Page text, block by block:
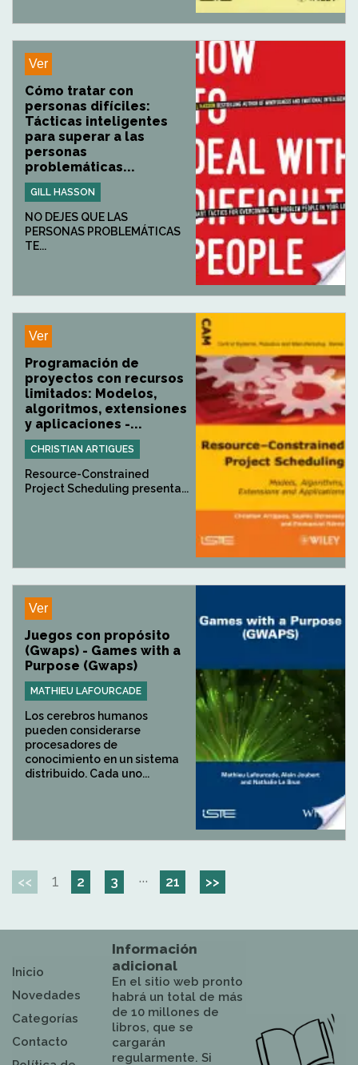
Ver
Cómo tratar con
personas difíciles:
Tácticas inteligentes
para superar a las
personas
problemáticas...
GILL HASSON
NO DEJES QUE LAS
PERSONAS PROBLEMÁTICAS
TE...
Ver
Programación de
proyectos con recursos
limitados: Modelos,
algoritmos, extensiones
y aplicaciones -...
CHRISTIAN ARTIGUES
Resource-Constrained
Project Scheduling presenta...
Ver
Juegos con propósito
(Gwaps) - Games with a
Purpose (Gwaps)
MATHIEU LAFOURCADE
Los cerebros humanos
pueden considerarse
procesadores de
conocimiento en un sistema
distribuido. Cada uno...
<< 1 2 3 ··· 21 >>
Inicio
Novedades
Categorías
Contacto
Información
adicional
En el sitio web pronto
habrá un total de más
de 10 millones de
libros, que se
cargarán
regularmente. Si